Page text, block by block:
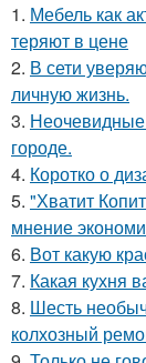
1. Мебель как
теряют в цене
2. В сети
личную жизнь.
3.
городе.
4. Коротко о
5. "Хватит
мнение
6. Вот какую
7. Какая кухня
8. Шесть
колхозный